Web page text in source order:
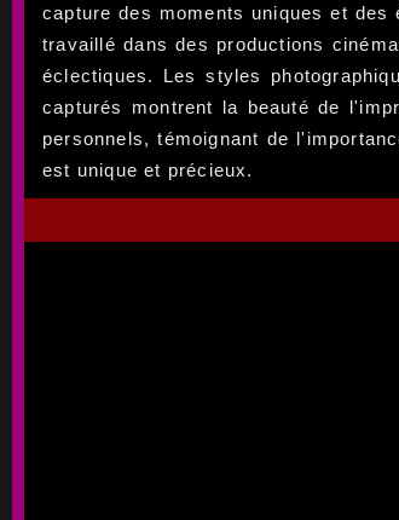
capture des moments uniques et
travaillé dans des productions
éclectiques. Les styles
capturés montrent la beauté de
personnels, témoignant de
est unique et précieux.